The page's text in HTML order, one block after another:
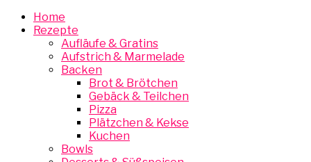
Home
Rezepte
Aufläufe & Gratins
Aufstrich & Marmelade
Backen
Brot & Brötchen
Gebäck & Teilchen
Pizza
Plätzchen & Kekse
Kuchen
Bowls